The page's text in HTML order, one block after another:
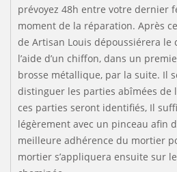
prévoyez 48h entre votre dernier
moment de la réparation. Après
de Artisan Louis dépoussiérera
l’aide d’un chiffon, dans un
brosse métallique, par la suite. Il
distinguer les parties abîmées de
ces parties seront identifiés, Il
légèrement avec un pinceau afin
meilleure adhérence du mortier
mortier s’appliquera ensuite sur